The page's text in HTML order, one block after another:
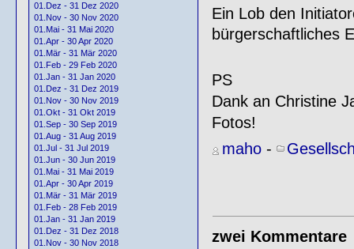
01.Dez - 31 Dez 2020
01.Nov - 30 Nov 2020
01.Mai - 31 Mai 2020
01.Apr - 30 Apr 2020
01.Mär - 31 Mär 2020
01.Feb - 29 Feb 2020
01.Jan - 31 Jan 2020
01.Dez - 31 Dez 2019
01.Nov - 30 Nov 2019
01.Okt - 31 Okt 2019
01.Sep - 30 Sep 2019
01.Aug - 31 Aug 2019
01.Jul - 31 Jul 2019
01.Jun - 30 Jun 2019
01.Mai - 31 Mai 2019
01.Apr - 30 Apr 2019
01.Mär - 31 Mär 2019
01.Feb - 28 Feb 2019
01.Jan - 31 Jan 2019
01.Dez - 31 Dez 2018
01.Nov - 30 Nov 2018
Ein Lob den
bürgerschaftliches
PS
Dank an Christine
Fotos!
maho-
zwei Kommentare